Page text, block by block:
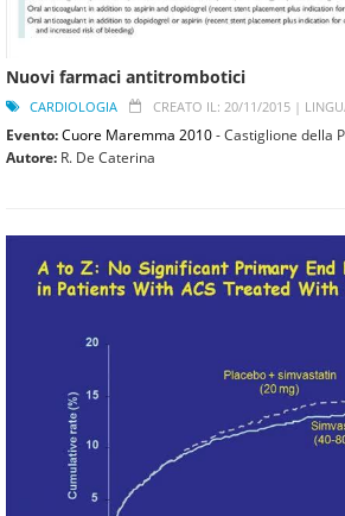
Nuovi farmaci antitrombotici
CARDIOLOGIA CREATO IL: 20/11/2015 |
Evento:Cuore Maremma 2010- Castiglione della
Autore: R. De Caterina